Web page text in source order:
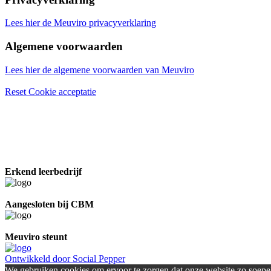
Lees hier de Meuviro privacyverklaring
Algemene voorwaarden
Lees hier de algemene voorwaarden van Meuviro
Reset Cookie acceptatie
Erkend leerbedrijf
Aangesloten bij CBM
Meuviro steunt
Ontwikkeld door Social Pepper